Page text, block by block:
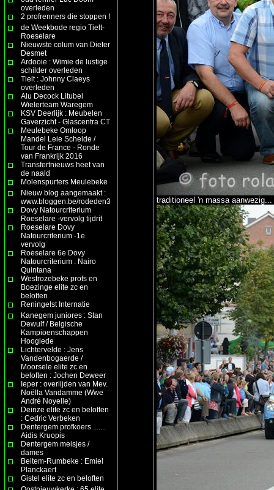
overleden
2 profrenners die stoppen !
de Weekbode regio Tielt-
Roeselare
Nieuwste colum van Dieter
Desmet
Ardooie : Wimie de lustige
schilder overleden
Tielt : Johnny Claeys
overleden
Alu Decock Litubel
Wielerteam Waregem
KSV Deerlijk : Meubelen
Gaverzicht - Glascentra CT
Meulebeke Omloop
Mandel Leie Schelde /
Tour de France - Ronde
van Frankrijk 2016
Transfertnieuws heet van
de naald
Molenspurters Meulebeke
Nieuw blog aangemaakt :
www.bloggen.be/rodeden3
Dovy Natourcriterium
Roeselare -vervolg tijdrit
Roeselare Dovy
Natourcriterium -1e
vervolg
Roeselare 6e Dovy
Natourcriterium : Nairo
Quintana
Westrozebeke profs en
Boezinge elite zc en
beloften
Reningelst Internatie
Kanegem juniores : Stan
Dewulf / Belgische
Kampioenschappen
Hooglede
Lichtervelde : Jens
Vandenbogaerde /
Moorsele elite zc en
beloften : Jochen Deweer
Ieper : overlijden van Mev.
Noëlla Vandamme (Wwe
André Noyelle)
Deinze elite zc en beloften
: Cedric Verbeken
Dentergem profkoers .......
Aidis Kruopis
Dentergem meisjes /
dames
Beitem-Rumbeke : Emiel
Planckaert
Gistel elite zc en beloften
traditioneel 'n massa aanwezig...